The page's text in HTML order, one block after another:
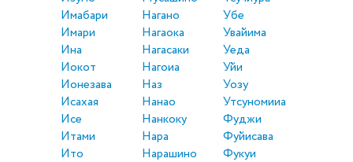
Имабари
Имари
Ина
Иокот
Ионезава
Исахая
Исе
Итами
Ито
Нагано
Нагаока
Нагасаки
Нагоиа
Наз
Нанао
Нанкоку
Нара
Нарашино
Убе
Увайима
Уеда
Уйи
Уозу
Утсуномииа
Фуджи
Фуйисава
Фукуи